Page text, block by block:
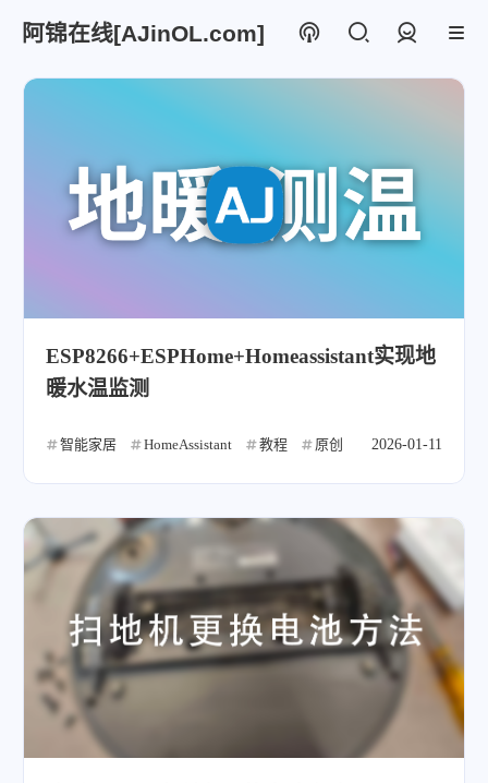
阿锦在线[AJinOL.com]
ESP8266+ESPHome+Homeassistant实现地
暖水温监测
智能家居 HomeAssistant 教程 原创 2026-01-11